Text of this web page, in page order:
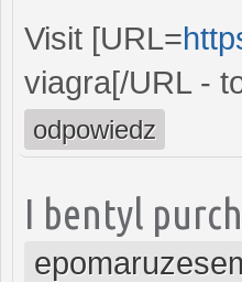
Visit [URL=
viagra[/URL -
odpowiedz
I bentyl